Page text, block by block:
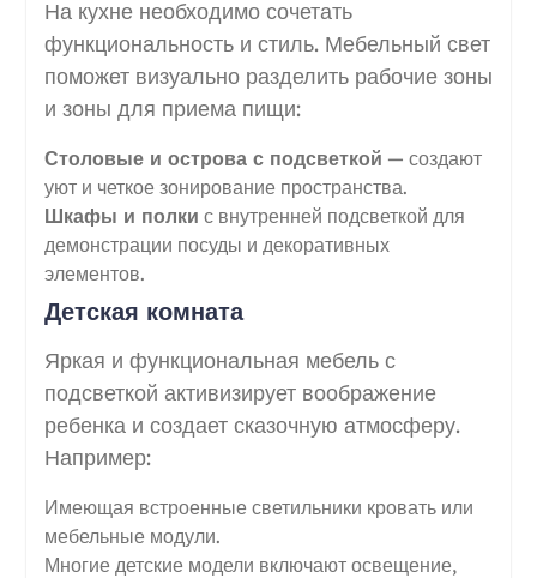
На кухне необходимо сочетать
функциональность и стиль. Мебельный свет
поможет визуально разделить рабочие зоны
и зоны для приема пищи:
Столовые и острова с подсветкой — создают
уют и четкое зонирование пространства.
Шкафы и полки с внутренней подсветкой для
демонстрации посуды и декоративных
элементов.
Детская комната
Яркая и функциональная мебель с
подсветкой активизирует воображение
ребенка и создает сказочную атмосферу.
Например:
Имеющая встроенные светильники кровать или
мебельные модули.
Многие детские модели включают освещение,